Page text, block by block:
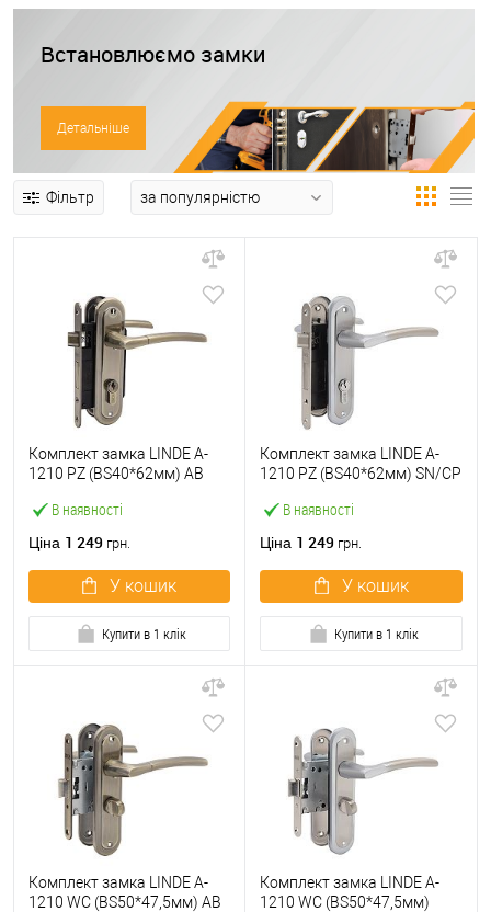
Встановлюємо замки
Детальніше
Фільтр
В наявності
Комплект замка LINDE A-
1210 PZ (BS40*62мм) AB
Ціна 1 249 грн.
У кошик
Купити в 1 клік
В наявності
Комплект замка LINDE A-
1210 PZ (BS40*62мм) SN/CP
полірований хром
Ціна 1 249 грн.
У кошик
Купити в 1 клік
Комплект замка LINDE A-
1210 WC (BS50*47,5мм) AB
Комплект замка LINDE A-
1210 WC (BS50*47,5мм)